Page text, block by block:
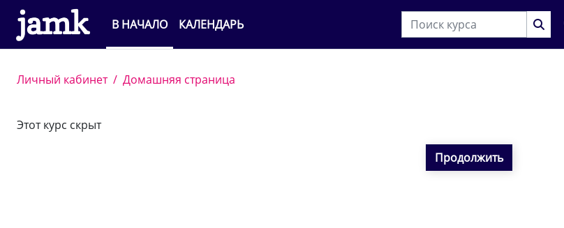
Перейти к основному содержанию
В НАЧАЛО
КАЛЕНДАРЬ
Личный кабинет Домашняя страница
Этот курс скрыт
Продолжить